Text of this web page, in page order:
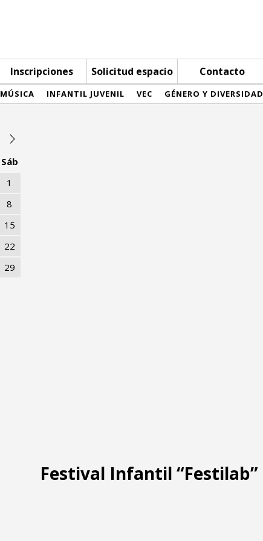
Inscripciones Solicitud espacio Contacto
MÚSICA INFANTIL JUVENIL VEC GÉNERO Y DIVERSIDAD
Sáb
1
8
15
22
29
Festival Infantil “Festilab”